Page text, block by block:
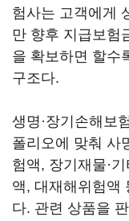
험사는 고객에게
만 향후 지급보험
을 확보하면 할수
구조다.
생명·장기손해보
폴리오에 맞춰 사
험액, 장기재물·
액, 대재해위험액
다. 관련 상품을